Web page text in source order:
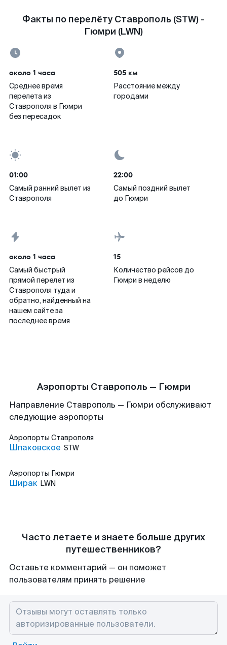
Факты по перелёту Ставрополь (STW) -
Гюмри (LWN)
около 1 часа
Среднее время
перелета из
Ставрополя в Гюмри
без пересадок
505 км
Расстояние между
городами
01:00
Самый ранний вылет из
Ставрополя
22:00
Самый поздний вылет
до Гюмри
около 1 часа
Самый быстрый
прямой перелет из
Ставрополя туда и
обратно, найденный на
нашем сайте за
последнее время
15
Количество рейсов до
Гюмри в неделю
Аэропорты Ставрополь — Гюмри
Направление Ставрополь — Гюмри обслуживают
следующие аэропорты
Аэропорты Ставрополя
Шпаковское STW
Аэропорты Гюмри
Ширак LWN
Часто летаете и знаете больше других
путешественников?
Оставьте комментарий — он поможет
пользователям принять решение